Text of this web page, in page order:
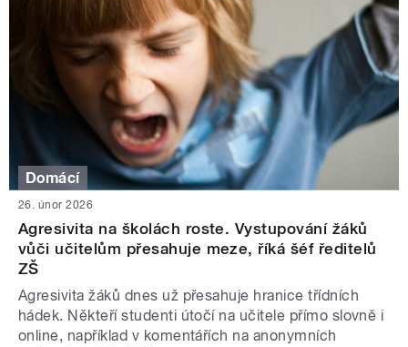
Domácí
26. únor 2026
Agresivita na školách roste. Vystupování žáků
vůči učitelům přesahuje meze, říká šéf ředitelů
ZŠ
Agresivita žáků dnes už přesahuje hranice třídních
hádek. Někteří studenti útočí na učitele přímo slovně i
online, například v komentářích na anonymních